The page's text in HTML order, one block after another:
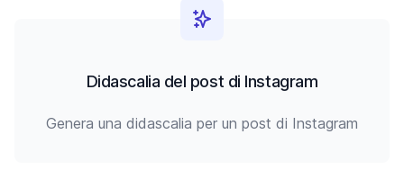
Didascalia del post di Instagram
Genera una didascalia per un post di Instagram